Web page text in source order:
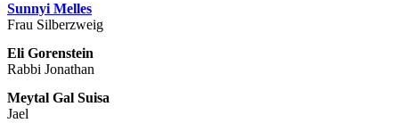
Sunnyi Melles
Frau Silberzweig
Eli Gorenstein
Rabbi Jonathan
Meytal Gal Suisa
Jael